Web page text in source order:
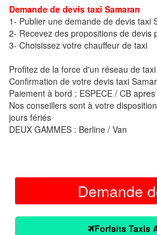
Demande de devis taxi Samaran
1- Publier une demande de devis taxi
2- Recevez des propositions de devis
3- Choisissez votre chauffeur de taxi
Profitez de la force d'un réseau de
Confirmation de votre devis taxi
Paiement à bord : ESPECE / CB
Nos conseillers sont à votre
jours fériés
DEUX GAMMES : Berline / Van
Demande
Forfaits Taxis